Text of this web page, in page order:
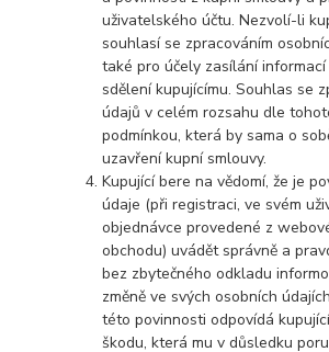
uživatelského účtu. Nezvolí-li
souhlasí se zpracováním
také pro účely zasílání
sdělení kupujícímu. Souhlas se
údajů v celém rozsahu dle
podmínkou, která by sama o
uzavření kupní smlouvy.
Kupující bere na vědomí, že je
údaje (při registraci, ve svém
objednávce provedené z
obchodu) uvádět správně a
bez zbytečného odkladu
změně ve svých osobních
této povinnosti odpovídá
škodu, která mu v důsledku